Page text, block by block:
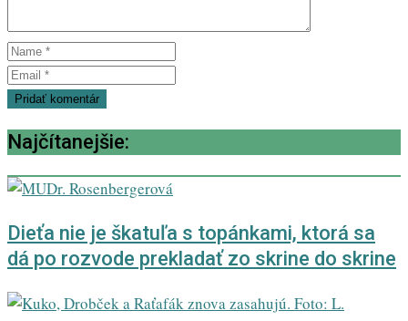
Najčítanejšie:
Dieťa nie je škatuľa s topánkami, ktorá sa
dá po rozvode prekladať zo skrine do skrine